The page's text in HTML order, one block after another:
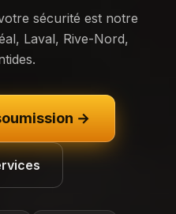
sécurité est notre
Laval, Rive-Nord,
→